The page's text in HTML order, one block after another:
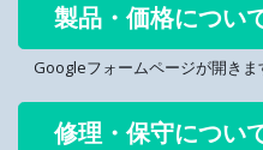
製品・価格につい
Googleフォームページが開きま
修理・保守につい